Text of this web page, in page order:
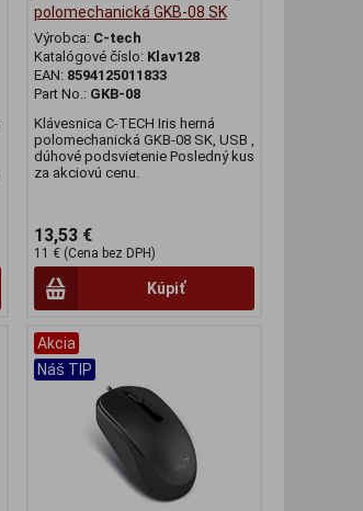
polomechanická GKB-08 SK
Výrobca: C-tech
Katalógové číslo: Klav128
EAN: 8594125011833
Part No.: GKB-08
Klávesnica C-TECH Iris herná
polomechanická GKB-08 SK, USB ,
dúhové podsvietenie Posledný kus
za akciovú cenu.
13,53 €
11 € (Cena bez DPH)
Kúpiť
Akcia
Náš TIP